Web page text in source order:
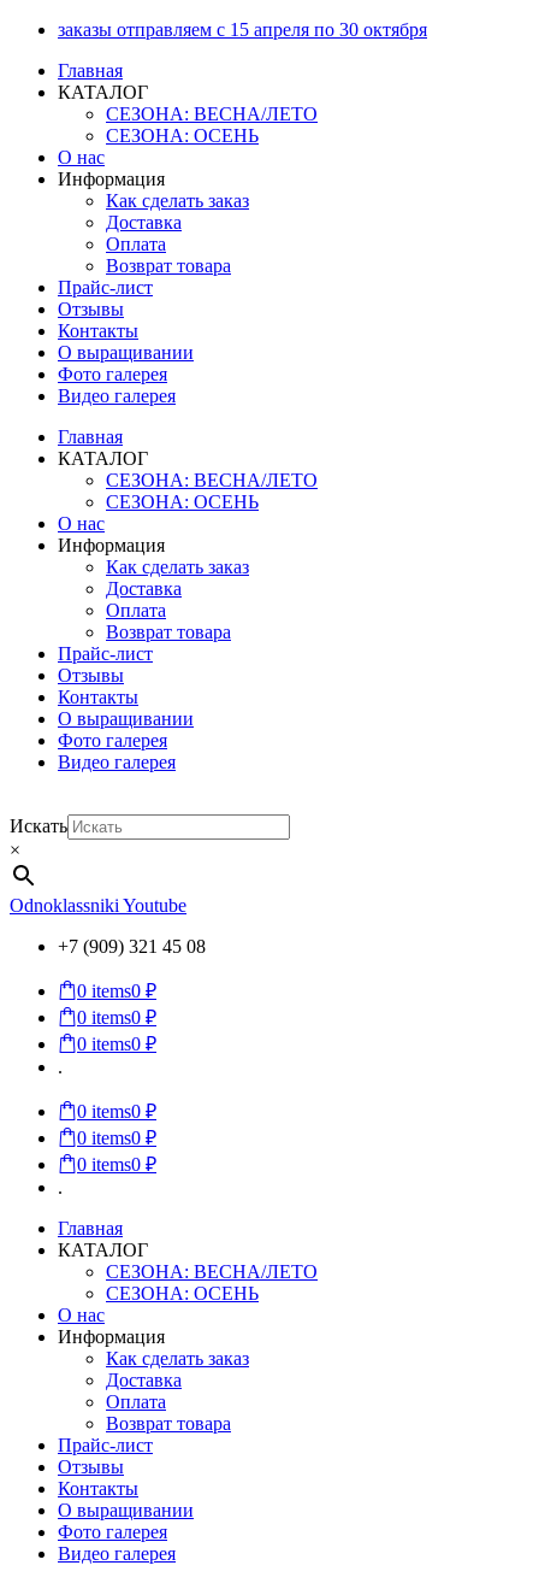
Перейти
содержимому
заказы отправляем с 15 апреля по 30 октября
Главная
КАТАЛОГ
СЕЗОНА: ВЕСНА/ЛЕТО
СЕЗОНА: ОСЕНЬ
О нас
Информация
Как сделать заказ
Доставка
Оплата
Возврат товара
Прайс-лист
Отзывы
Контакты
О выращивании
Фото галерея
Видео галерея
Главная
КАТАЛОГ
СЕЗОНА: ВЕСНА/ЛЕТО
СЕЗОНА: ОСЕНЬ
О нас
Информация
Как сделать заказ
Доставка
Оплата
Возврат товара
Прайс-лист
Отзывы
Контакты
О выращивании
Фото галерея
Видео галерея
Искать
×
Odnoklassniki Youtube
+7 (909) 321 45 08
0 items0 ₽
0 items0 ₽
0 items0 ₽
.
0 items0 ₽
0 items0 ₽
0 items0 ₽
.
Главная
КАТАЛОГ
СЕЗОНА: ВЕСНА/ЛЕТО
СЕЗОНА: ОСЕНЬ
О нас
Информация
Как сделать заказ
Доставка
Оплата
Возврат товара
Прайс-лист
Отзывы
Контакты
О выращивании
Фото галерея
Видео галерея